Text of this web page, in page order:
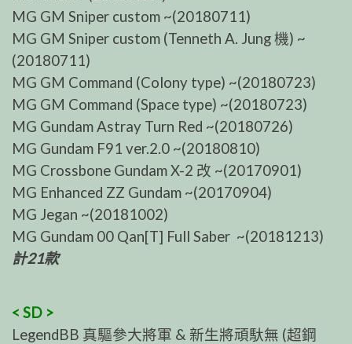
MG GM Sniper custom ~(20180711)
MG GM Sniper custom (Tenneth A. Jung 機) ~
(20180711)
MG GM Command (Colony type) ~(20180723)
MG GM Command (Space type) ~(20180723)
MG Gundam Astray Turn Red ~(20180726)
MG Gundam F91 ver.2.0 ~(20180810)
MG Crossbone Gundam X-2 改 ~(20170901)
MG Enhanced ZZ Gundam ~(20170904)
MG Jegan ~(20181002)
MG Gundam 00 Qan[T] Full Saber ~(20181213)
計21款
< SD >
LegendBB 真驅參大將軍 & 新生將頑馱無 (超鋼